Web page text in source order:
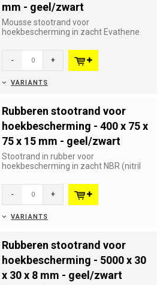
mm - geel/zwart
Mousse stootrand voor
hoekbescherming in zacht Evathene
verwondingen. D...
- +
VARIANTS
Rubberen stootrand voor
hoekbescherming - 400 x 75 x
75 x 15 mm - geel/zwart
Stootrand in rubber voor
hoekbescherming in zacht NBR (nitril
voo...
- +
VARIANTS
Rubberen stootrand voor
hoekbescherming - 5000 x 30
x 30 x 8 mm - geel/zwart